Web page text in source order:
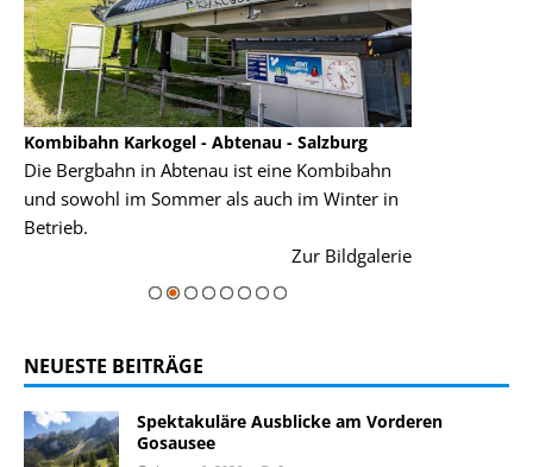
Kombibahn Karkogel - Abtenau - Salzburg
Die Bergbahn in Abtenau ist eine Kombibahn
und sowohl im Sommer als auch im Winter in
Betrieb.
Zur Bildgalerie
NEUESTE BEITRÄGE
Spektakuläre Ausblicke am Vorderen
Gosausee